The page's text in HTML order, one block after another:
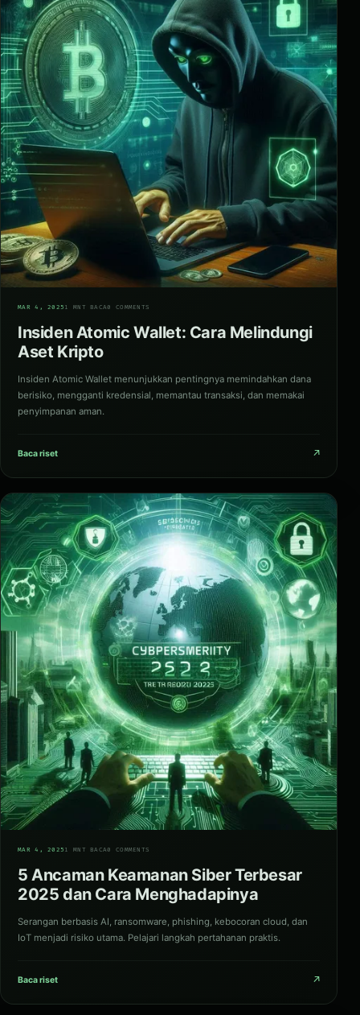
MAR 4, 2025 1 MNT BACA0 COMMENTS
Insiden Atomic Wallet: Cara Melindungi
Aset Kripto
Insiden Atomic Wallet menunjukkan pentingnya memindahkan dana
berisiko, mengganti kredensial, memantau transaksi, dan memakai
penyimpanan aman.
Baca riset ↗
MAR 4, 2025 1 MNT BACA0 COMMENTS
5 Ancaman Keamanan Siber Terbesar
2025 dan Cara Menghadapinya
Serangan berbasis AI, ransomware, phishing, kebocoran cloud, dan
IoT menjadi risiko utama. Pelajari langkah pertahanan praktis.
Baca riset ↗